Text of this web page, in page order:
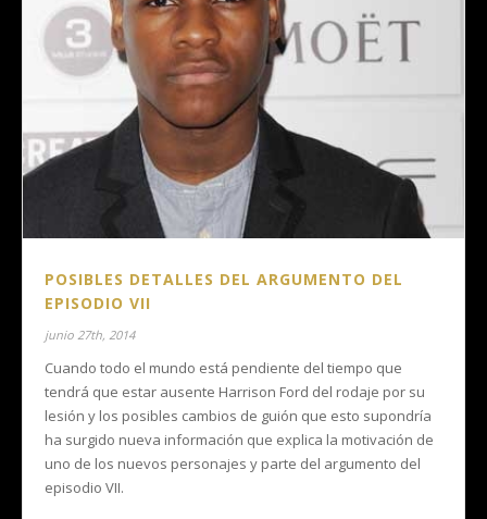
POSIBLES DETALLES DEL ARGUMENTO DEL
EPISODIO VII
junio 27th, 2014
Cuando todo el mundo está pendiente del tiempo que
tendrá que estar ausente Harrison Ford del rodaje por su
lesión y los posibles cambios de guión que esto supondría
ha surgido nueva información que explica la motivación de
uno de los nuevos personajes y parte del argumento del
episodio VII.